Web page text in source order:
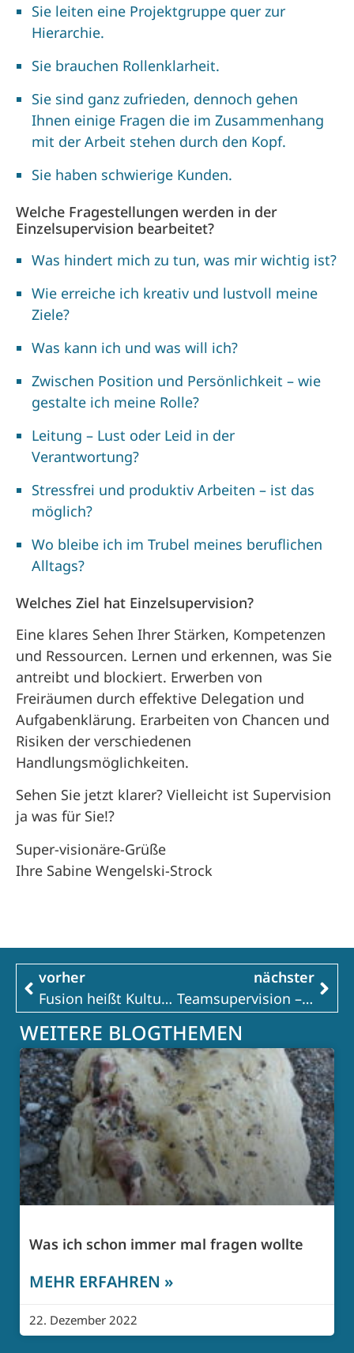
Sie leiten eine Projektgruppe quer zur
Hierarchie.
Sie brauchen Rollenklarheit.
Sie sind ganz zufrieden, dennoch gehen
Ihnen einige Fragen die im Zusammenhang
mit der Arbeit stehen durch den Kopf.
Sie haben schwierige Kunden.
Welche Fragestellungen werden in der
Einzelsupervision bearbeitet?
Was hindert mich zu tun, was mir wichtig ist?
Wie erreiche ich kreativ und lustvoll meine
Ziele?
Was kann ich und was will ich?
Zwischen Position und Persönlichkeit – wie
gestalte ich meine Rolle?
Leitung – Lust oder Leid in der
Verantwortung?
Stressfrei und produktiv Arbeiten – ist das
möglich?
Wo bleibe ich im Trubel meines beruflichen
Alltags?
Welches Ziel hat Einzelsupervision?
Eine klares Sehen Ihrer Stärken, Kompetenzen
und Ressourcen. Lernen und erkennen, was Sie
antreibt und blockiert. Erwerben von
Freiräumen durch effektive Delegation und
Aufgabenklärung. Erarbeiten von Chancen und
Risiken der verschiedenen
Handlungsmöglichkeiten.
Sehen Sie jetzt klarer? Vielleicht ist Supervision
ja was für Sie!?
Super-visionäre-Grüße
Ihre Sabine Wengelski-Strock
vorher
Fusion heißt Kulturwandel im Unternehmen
nächster
Teamsupervision – haben wir es nötig?
WEITERE BLOGTHEMEN
Was ich schon immer mal fragen wollte
MEHR ERFAHREN »
22. Dezember 2022